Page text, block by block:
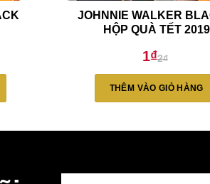
JOHNNIE WALKER
HỘP QUÀ TẾT 2019
2₫
gốc
là:
1₫
hiện
tại
THÊM VÀO GIỎ HÀNG